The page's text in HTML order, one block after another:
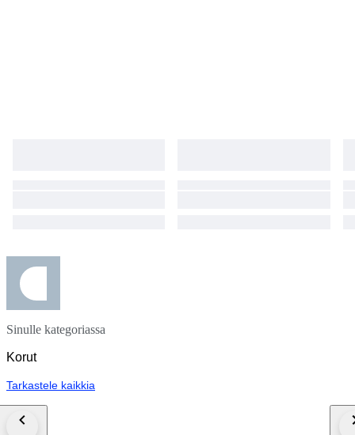
Sinulle kategoriassa
Korut
Tarkastele kaikkia